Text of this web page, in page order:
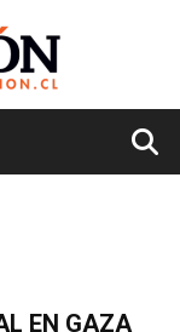
EN GAZA